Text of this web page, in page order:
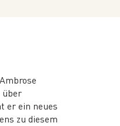
über
er ein neues
zu diesem